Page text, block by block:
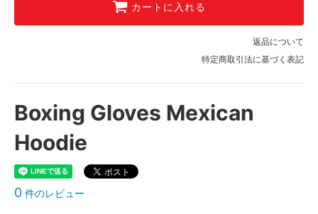
カートに入れる
返品について
特定商取引法に基づく表記
Boxing Gloves Mexican
Hoodie
0 件のレビュー